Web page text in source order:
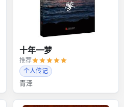
十年一梦
推荐
个人传记
青泽